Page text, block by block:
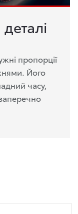
пропорції
Його
часу,